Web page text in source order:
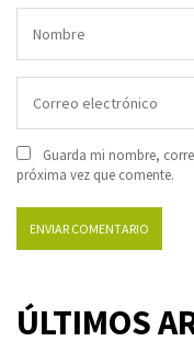
Guarda mi nombre,
próxima vez que comente.
ÚLTIMOS